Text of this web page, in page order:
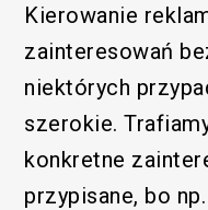
Kierowanie
zainteresowań
niektórych
szerokie.
konkretne
przypisane, bo